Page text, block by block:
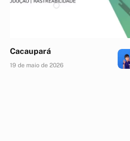
Cacaupará
19 de maio de 2026